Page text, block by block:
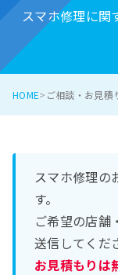
スマホ修理に関
HOME ご相談・お見積
スマホ修理の
す。
ご希望の店舗
送信してくだ
お見積もりは